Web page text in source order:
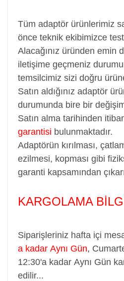
Tüm adaptör ürünlerimiz
önce teknik ekibimizce
Alacağınız üründen emin
iletişime geçmeniz
temsilcimiz sizi doğru
Satın aldığınız adaptör
durumunda bire bir
Satın alma tarihinden
garantisi bulunmaktadır.
Adaptörün kırılması,
ezilmesi, kopması gibi
garanti kapsamından
KARGOLAMA
Siparişleriniz hafta içi
a kadar Aynı Gün,
12:30'a kadar Aynı Gün
edilir...